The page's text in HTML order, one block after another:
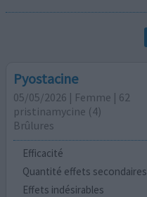
Pyostacine
05/05/2026 | Femme | 62
pristinamycine (4)
Brûlures
Efficacité
Quantité effets secondaires
Effets indésirables